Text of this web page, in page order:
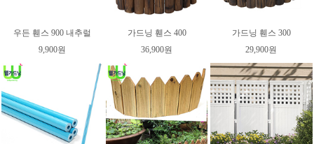
우든 휀스 900 내추럴
9,900원
가드닝 휀스 400
36,900원
가드닝 휀스 300
29,900원